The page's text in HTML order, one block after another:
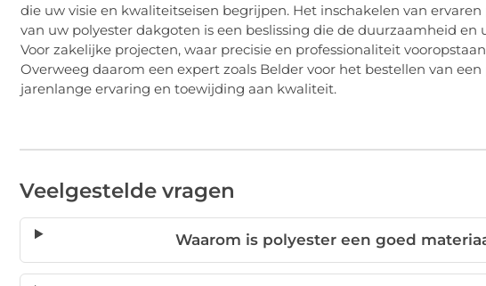
die uw visie en kwaliteitseisen begrijpen. Het inschakelen van
van uw polyester dakgoten is een beslissing die de duurzaamheid
Voor zakelijke projecten, waar precisie en professionaliteit
Overweeg daarom een expert zoals Belder voor het bestellen van een
jarenlange ervaring en toewijding aan kwaliteit.
Veelgestelde vragen
Waarom is polyester een goed